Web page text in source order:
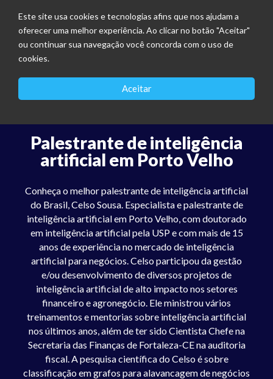
Este site usa cookies e tecnologias afins que nos ajudam a
oferecer uma melhor experiência. Ao clicar no botão "Aceitar"
ou continuar sua navegação você concorda com o uso de
cookies.
Aceitar
Palestrante de inteligência
artificial em Porto Velho
Conheça o melhor palestrante de inteligência artificial
do Brasil, Celso Sousa. Especialista e palestrante de
inteligência artificial em Porto Velho, com doutorado
em inteligência artificial pela USP e com mais de 15
anos de experiência no mercado de inteligência
artificial para negócios. Celso participou da gestão
e/ou desenvolvimento de diversos projetos de
inteligência artificial de alto impacto nos setores
financeiro e agronegócio. Ele ministrou vários
treinamentos e mentorias sobre inteligência artificial
nos últimos anos, além de ter sido Cientista Chefe na
Secretaria das Finanças de Fortaleza-CE na auditoria
fiscal. A pesquisa científica do Celso é sobre
classificação em grafos para alavancagem de negócios